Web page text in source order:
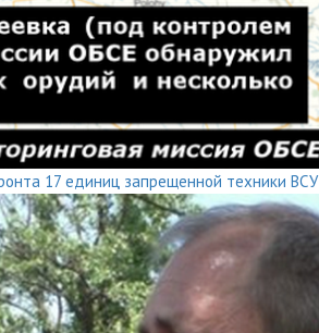
17 единиц запрещенной техники ВСУ